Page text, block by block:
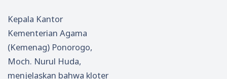
Kepala Kantor
Kementerian Agama
(Kemenag) Ponorogo,
Moch. Nurul Huda,
menjelaskan bahwa kloter